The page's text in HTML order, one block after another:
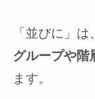
「並びに」
グループや階
ます。